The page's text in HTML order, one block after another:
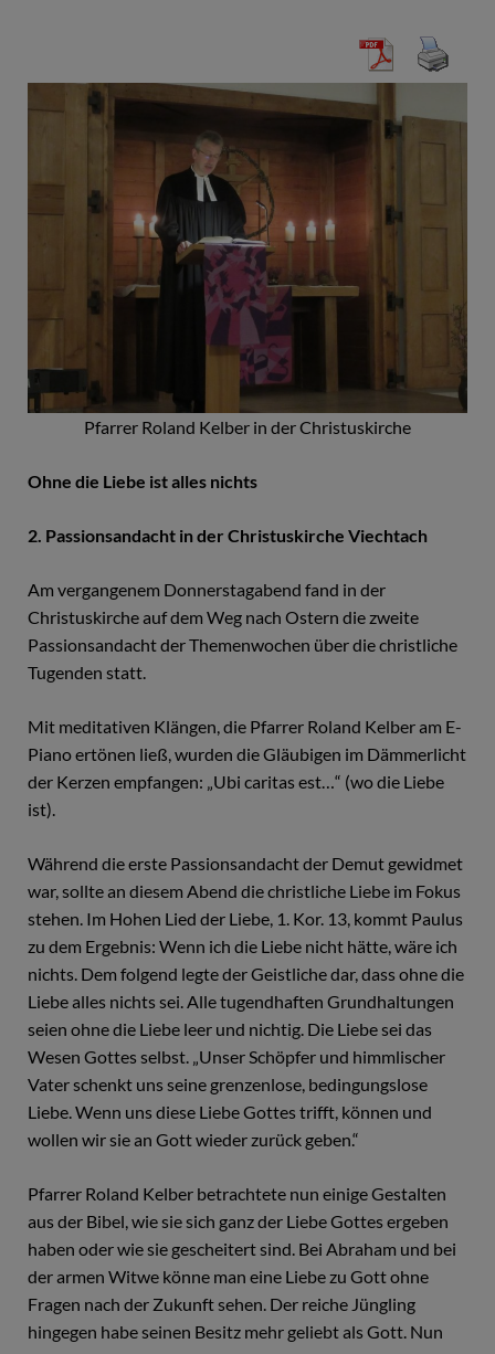
Pfarrer Roland Kelber in der Christuskirche
Ohne die Liebe ist alles nichts
2. Passionsandacht in der Christuskirche Viechtach
Am vergangenem Donnerstagabend fand in der
Christuskirche auf dem Weg nach Ostern die zweite
Passionsandacht der Themenwochen über die christliche
Tugenden statt.
Mit meditativen Klängen, die Pfarrer Roland Kelber am E-
Piano ertönen ließ, wurden die Gläubigen im Dämmerlicht
der Kerzen empfangen: „Ubi caritas est…“ (wo die Liebe
ist).
Während die erste Passionsandacht der Demut gewidmet
war, sollte an diesem Abend die christliche Liebe im Fokus
stehen. Im Hohen Lied der Liebe, 1. Kor. 13, kommt Paulus
zu dem Ergebnis: Wenn ich die Liebe nicht hätte, wäre ich
nichts. Dem folgend legte der Geistliche dar, dass ohne die
Liebe alles nichts sei. Alle tugendhaften Grundhaltungen
seien ohne die Liebe leer und nichtig. Die Liebe sei das
Wesen Gottes selbst. „Unser Schöpfer und himmlischer
Vater schenkt uns seine grenzenlose, bedingungslose
Liebe. Wenn uns diese Liebe Gottes trifft, können und
wollen wir sie an Gott wieder zurück geben.“
Pfarrer Roland Kelber betrachtete nun einige Gestalten
aus der Bibel, wie sie sich ganz der Liebe Gottes ergeben
haben oder wie sie gescheitert sind. Bei Abraham und bei
der armen Witwe könne man eine Liebe zu Gott ohne
Fragen nach der Zukunft sehen. Der reiche Jüngling
hingegen habe seinen Besitz mehr geliebt als Gott. Nun